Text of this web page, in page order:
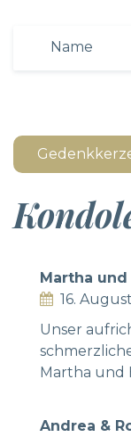
Martha
16.
Unser
Martha und
Andrea &